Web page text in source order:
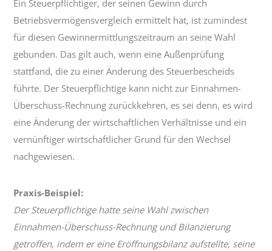
Ein Steuerpflichtiger, der seinen Gewinn durch
Betriebsvermögensvergleich ermittelt hat, ist zumindest
für diesen Gewinnermittlungszeitraum an seine Wahl
gebunden. Das gilt auch, wenn eine Außenprüfung
stattfand, die zu einer Änderung des Steuerbescheids
führte. Der Steuerpflichtige kann nicht zur Einnahmen-
Überschuss-Rechnung zurückkehren, es sei denn, es wird
eine Änderung der wirtschaftlichen Verhältnisse und ein
vernünftiger wirtschaftlicher Grund für den Wechsel
nachgewiesen.
Praxis-Beispiel:
Der Steuerpflichtige hatte seine Wahl zwischen
Einnahmen-Überschuss-Rechnung und Bilanzierung
getroffen, indem er eine Eröffnungsbilanz aufstellte, seine